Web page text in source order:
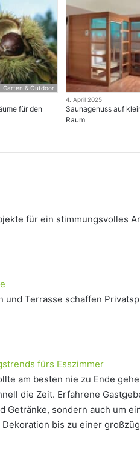
Garten & Outdoor
für den
4. April 2025
Saunagenuss auf
Raum
für ein stimmungsvolles
und Terrasse schaffen
fürs Esszimmer
am besten nie zu Ende
die Zeit. Erfahrene
Getränke, sondern auch um
bis zu einer